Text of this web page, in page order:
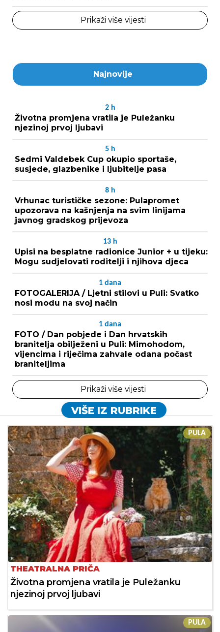
Prikaži više vijesti
Najnovije
2 h
Životna promjena vratila je Puležanku
njezinoj prvoj ljubavi
5 h
Sedmi Valdebek Cup okupio sportaše,
susjede, glazbenike i ljubitelje pasa
8 h
Vrhunac turističke sezone: Pulapromet
upozorava na kašnjenja na svim linijama
javnog gradskog prijevoza
13 h
Upisi na besplatne radionice Junior + u tijeku:
Mogu sudjelovati roditelji i njihova djeca
1 dana
FOTOGALERIJA / Ljetni stilovi u Puli: Svatko
nosi modu na svoj način
1 dana
FOTO / Dan pobjede i Dan hrvatskih
branitelja obilježeni u Puli: Mimohodom,
vijencima i riječima zahvale odana počast
braniteljima
Prikaži više vijesti
VIŠE IZ RUBRIKE
PULA
THEATRALNA PRIČA
Životna promjena vratila je Puležanku
njezinoj prvoj ljubavi
PULA